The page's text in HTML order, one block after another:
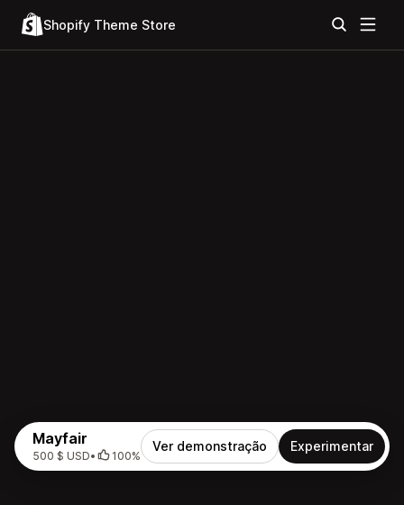
Shopify Theme Store
Mayfair
500 $ USD• 100%
Ver demonstração Experimentar